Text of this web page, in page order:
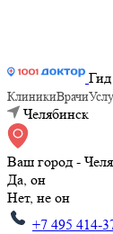
КлиникиВрачи
Челябинск
Ваш город -
Да, он
Нет, не он
+7 495 414-